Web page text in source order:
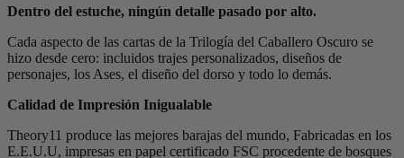
Dentro del estuche, ningún detalle pasado por alto.
Cada aspecto de las cartas de la Trilogía del Caballero Oscuro se
hizo desde cero: incluidos trajes personalizados, diseños de
personajes, los Ases, el diseño del dorso y todo lo demás.
Calidad de Impresión Inigualable
Theory11 produce las mejores barajas del mundo, Fabricadas en los
E.E.U.U, impresas en papel certificado FSC procedente de bosques